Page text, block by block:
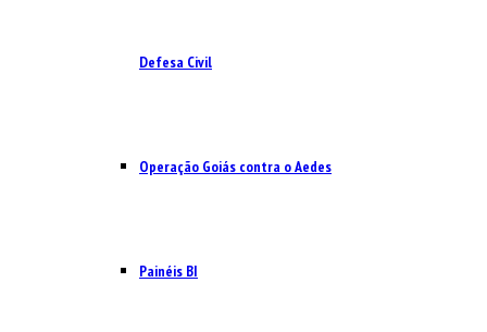
Defesa Civil
Operação Goiás contra o Aedes
Painéis BI